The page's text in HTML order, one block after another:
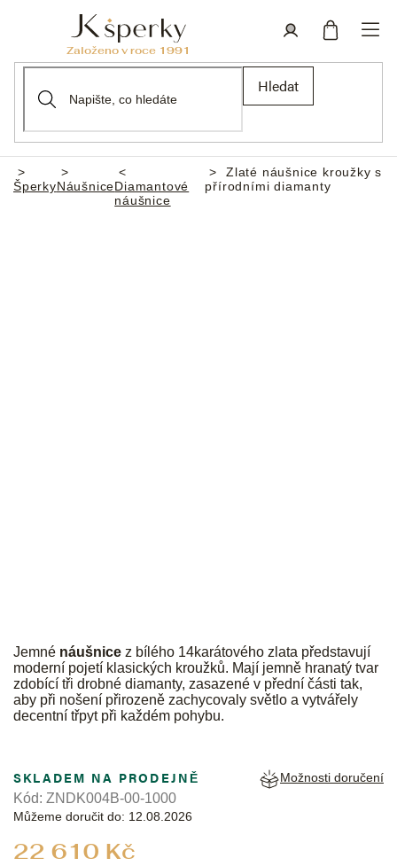
Hledat
Domů
ŠperkyNáušniceDiamantové
náušnice
Zlaté náušnice kroužky s
přírodními diamanty
Jemné náušnice z bílého 14karátového zlata představují
moderní pojetí klasických kroužků. Mají jemně hranatý tvar
zdobící tři drobné diamanty, zasazené v přední části tak,
aby při nošení přirozeně zachycovaly světlo a vytvářely
decentní třpyt při každém pohybu.
22 610 Kč
SKLADEM NA PRODEJNĚ
Můžeme doručit do: 12.08.2026
Možnosti doručení
Kód: ZNDK004B-00-1000